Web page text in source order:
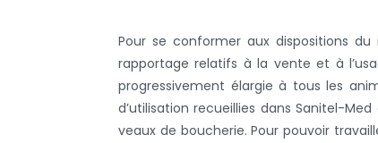
Pour se conformer aux dispositions
rapportage relatifs à la vente et à
progressivement élargie à tous les
d’utilisation recueillies dans Sanitel-
veaux de boucherie. Pour pouvoir